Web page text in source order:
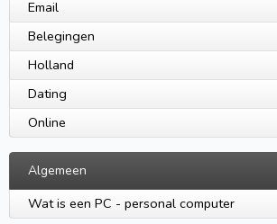
Email
Belegingen
Holland
Dating
Online
Algemeen
Wat is een PC - personal computer